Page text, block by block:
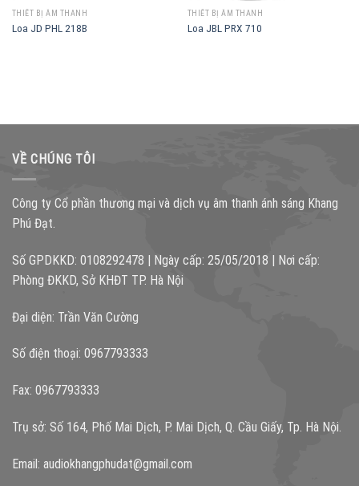
THIẾT BỊ ÂM THANH
Loa JD PHL 218B
THIẾT BỊ ÂM THANH
Loa JBL PRX 710
VỀ CHÚNG TÔI
Công ty Cổ phần thương mại và dịch vụ âm thanh ánh sáng Khang
Phú Đạt.
Số GPDKKD: 0108292478 | Ngày cấp: 25/05/2018 | Nơi cấp:
Phòng ĐKKD, Sở KHĐT TP. Hà Nội
Đại diện: Trần Văn Cường
Số điện thoại: 0967793333
Fax: 0967793333
Trụ sở: Số 164, Phố Mai Dịch, P. Mai Dịch, Q. Cầu Giấy, Tp. Hà Nội.
Email: audiokhangphudat@gmail.com